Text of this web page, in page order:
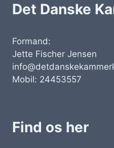
Det Danske
Formand:
Jette Fischer Jensen
Mobil: 24453557
Find os her